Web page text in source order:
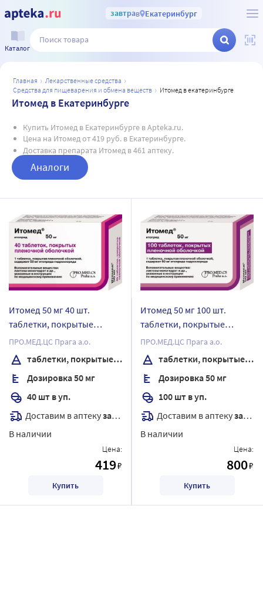
завтрав Екатеринбург
Каталог
главная
лекарственные средства
средства для пищеварения и обмена веществ
итомед в екатеринбурге
Итомед в Екатеринбурге
Купить Итомед в Екатеринбурге в Apteka.ru.
Цена на Итомед от 419 руб. в Екатеринбурге.
Доставка препарата Итомед в 461 аптеку.
Аналоги
Итомед 50 мг 40 шт.
таблетки, покрытые
пленочной оболочкой
ПРО.МЕД.ЦС Прага а.о.
таблетки, покрытые пленочной оболочкой
Дозировка 50 мг
40 шт в уп.
Доставим в аптекузавтра
В наличии
Цена:
419₽
Купить
Итомед 50 мг 100 шт.
таблетки, покрытые
пленочной оболочкой
ПРО.МЕД.ЦС Прага а.о.
таблетки, покрытые пленочной оболочкой
Дозировка 50 мг
100 шт в уп.
Доставим в аптекузавтра
В наличии
Цена:
800₽
Купить